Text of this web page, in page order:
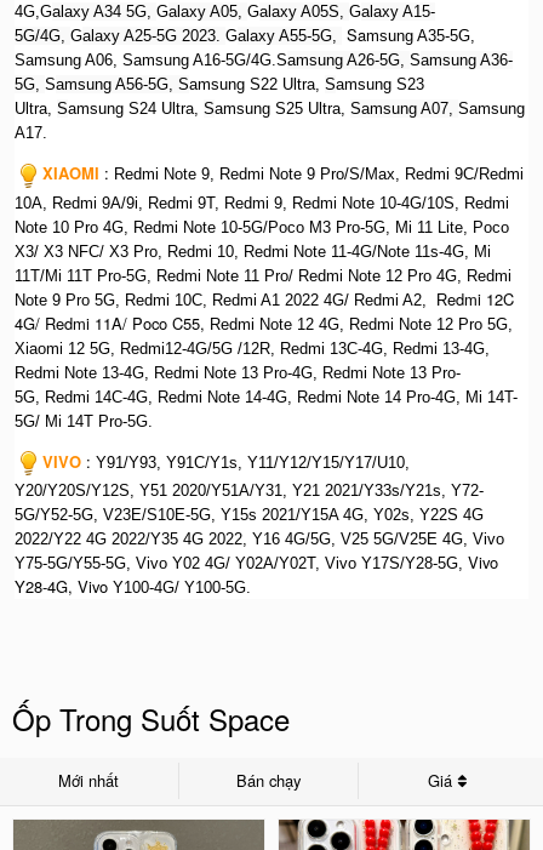
4G,Galaxy A34 5G, Galaxy A05, Galaxy A05S, Galaxy A15-
5G/4G, Galaxy A25-5G 2023. Galaxy A55-5G, Samsung A35-5G,
Samsung A06, Samsung A16-5G/4G.Samsung A26-5G, Samsung A36-
5G, Samsung A56-5G, Samsung S22 Ultra, Samsung S23
Ultra, Samsung S24 Ultra, Samsung S25 Ultra, Samsung A07, Samsung
A17.
XIAOMI : Redmi Note 9, Redmi Note 9 Pro/S/Max, Redmi 9C/Redmi
10A, Redmi 9A/9i, Redmi 9T, Redmi 9, Redmi Note 10-4G/10S, Redmi
Note 10 Pro 4G, Redmi Note 10-5G/Poco M3 Pro-5G, Mi 11 Lite, Poco
X3/ X3 NFC/ X3 Pro, Redmi 10, Redmi Note 11-4G/Note 11s-4G, Mi
11T/Mi 11T Pro-5G, Redmi Note 11 Pro/ Redmi Note 12 Pro 4G, Redmi
Note 9 Pro 5G, Redmi 10C, Redmi A1 2022 4G/ Redmi A2, Redmi 12C
4G/ Redmi 11A/ Poco C55, Redmi Note 12 4G, Redmi Note 12 Pro 5G,
Xiaomi 12 5G, Redmi12-4G/5G /12R, Redmi 13C-4G, Redmi 13-4G,
Redmi Note 13-4G, Redmi Note 13 Pro-4G, Redmi Note 13 Pro-
5G, Redmi 14C-4G, Redmi Note 14-4G, Redmi Note 14 Pro-4G, Mi 14T-
5G/ Mi 14T Pro-5G.
VIVO : Y91/Y93, Y91C/Y1s, Y11/Y12/Y15/Y17/U10,
Y20/Y20S/Y12S, Y51 2020/Y51A/Y31, Y21 2021/Y33s/Y21s, Y72-
5G/Y52-5G, V23E/S10E-5G, Y15s 2021/Y15A 4G, Y02s, Y22S 4G
2022/Y22 4G 2022/Y35 4G 2022, Y16 4G/5G, V25 5G/V25E 4G, Vivo
Y75-5G/Y55-5G, Vivo Y02 4G/ Y02A/Y02T, Vivo Y17S/Y28-5G, Vivo
Y28-4G, Vivo Y100-4G/ Y100-5G.
Ốp Trong Suốt Space
Mới nhất Bán chạy Giá